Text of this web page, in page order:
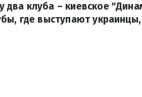
два клуба – киевское
где выступают